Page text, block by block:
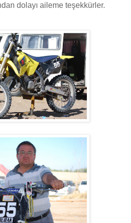
dolayı aileme teşekkürler.